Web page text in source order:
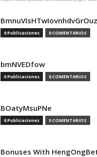
0 Publicaciones 0 COMENTARIOS
bmNVEDfow
0 Publicaciones 0 COMENTARIOS
BOatyMsuPNe
0 Publicaciones 0 COMENTARIOS
Bonuses With